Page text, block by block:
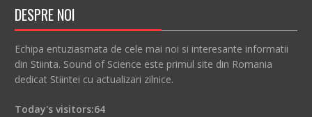
DESPRE NOI
Echipa entuziasmata de cele mai noi si interesante informatii
din Stiinta. Sound of Science este primul site din Romania
dedicat Stiintei cu actualizari zilnice.
Today's visitors:64